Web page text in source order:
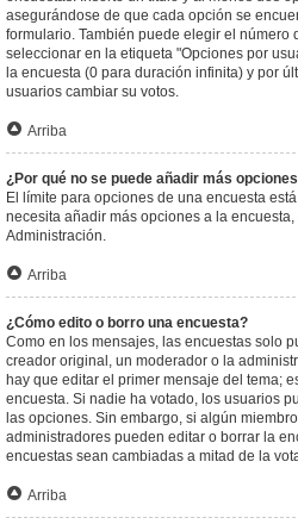
asegurándose de que cada opción se
formulario. También puede elegir el número
seleccionar en la etiqueta "Opciones por
la encuesta (0 para duración infinita) y por
usuarios cambiar su votos.
Arriba
¿Por qué no se puede añadir más
El límite para opciones de una encuesta
necesita añadir más opciones a la
Administración.
Arriba
¿Cómo edito o borro una encuesta?
Como en los mensajes, las encuestas solo
creador original, un moderador o la
hay que editar el primer mensaje del tema;
encuesta. Si nadie ha votado, los usuarios
las opciones. Sin embargo, si algún
administradores pueden editar o borrar la
encuestas sean cambiadas a mitad de la
Arriba